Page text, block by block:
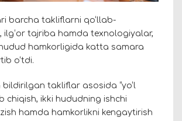
barcha takliflarni qo‘llab-
ilg‘or tajriba hamda texnologiyalar,
hamkorligida katta samara
o‘tdi.
bildirilgan takliflar asosida “yo‘l
chiqish, ikki hududning ishchi
hamda hamkorlikni kengaytirish